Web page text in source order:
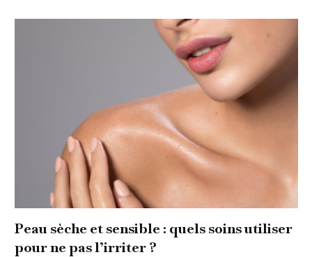
Peau sèche et sensible : quels soins utiliser
pour ne pas l’irriter ?